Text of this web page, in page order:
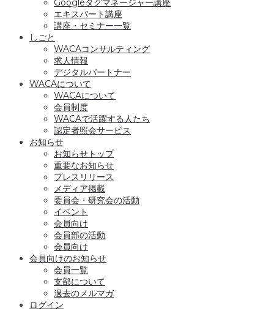
Googleタグマネージャー講座
エキスパート講座
講座・セミナー一覧
しごと
WACAコンサルティング
求人情報
デジタルパートナー
WACAについて
WACAについて
会員制度
WACAで活躍する人たち
認定者照会サービス
お知らせ
お知らせトップ
重要なお知らせ
プレスリリース
メディア掲載
委員会・研究会の活動
イベント
会員向け
会員部の活動
会員向け
会員向けのお知らせ
会員一覧
支部について
過去のメルマガ
ログイン